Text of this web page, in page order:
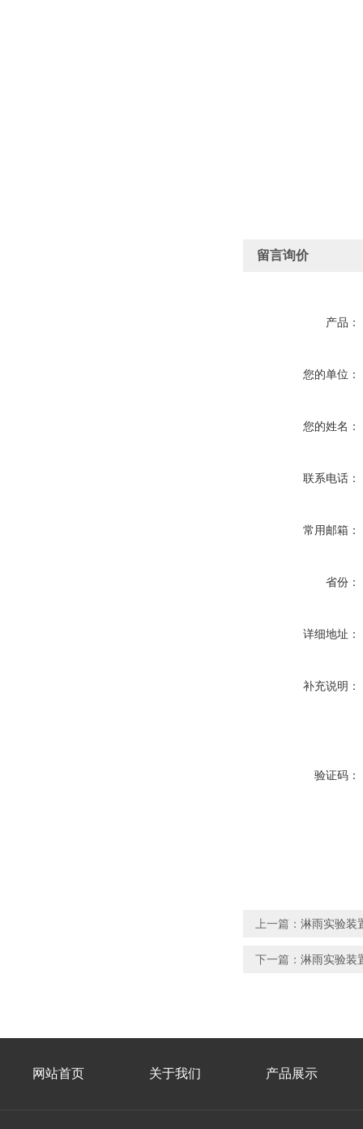
留言询价
产品：
您的单位：
您的姓名：
联系电话：
常用邮箱：
省份：
详细地址：
补充说明：
验证码：
上一篇： 淋雨实验装
下一篇： 淋雨实验装
网站首页 关于我们 产品展示